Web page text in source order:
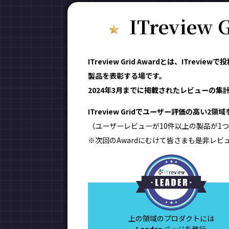
ITreview
ITreview Grid Awardとは、ITreviewで投
製品を表彰する場です。
2024年3月までに掲載されたレビューの集
ITreview Gridでユーザー評価の高い2領域
（ユーザーレビューが10件以上の製品が1
※次回のAwardにむけて皆さまも是非レビ
上の領域のプロダクトには